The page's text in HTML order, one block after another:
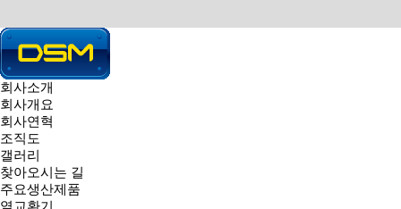
회사소개
회사개요
회사연혁
조직도
갤러리
찾아오시는 길
주요생산제품
열교환기
HOME > 회사소개 > 회사
COMPANY
끊임없는 혁신을 추구하는